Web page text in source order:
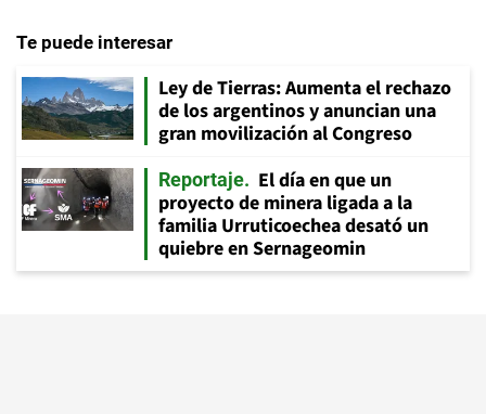
Te puede interesar
Ley de Tierras: Aumenta el rechazo
de los argentinos y anuncian una
gran movilización al Congreso
Reportaje
El día en que un
proyecto de minera ligada a la
familia Urruticoechea desató un
quiebre en Sernageomin